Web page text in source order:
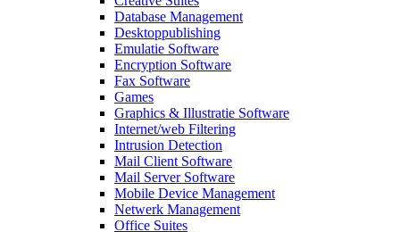
Database Management
Desktoppublishing
Emulatie Software
Encryption Software
Fax Software
Games
Graphics & Illustratie Software
Internet/web Filtering
Intrusion Detection
Mail Client Software
Mail Server Software
Mobile Device Management
Netwerk Management
Office Suites